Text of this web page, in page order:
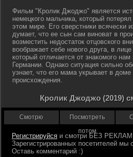
Фильм "Кролик Джоджо" является
немецкого мальчика, который
этом мире. Его сверстники всячески
думает, что ее сын сам виноват в
возместить недостаток отцовского
воображает себе нового друга, в
который отличается от знакомого
Германии. Однако ситуация сильно
узнает, что его мама укрывает в доме
происхождения.
Кролик Джоджо (2019)
Смотрю
Посмотреть
потом
Регистрируйся